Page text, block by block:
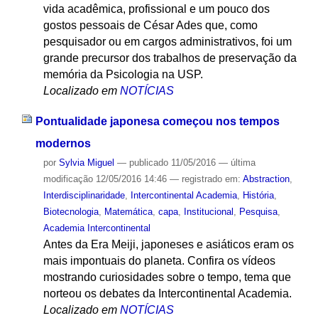
vida acadêmica, profissional e um pouco dos
gostos pessoais de César Ades que, como
pesquisador ou em cargos administrativos, foi um
grande precursor dos trabalhos de preservação da
memória da Psicologia na USP.
Localizado em NOTÍCIAS
Pontualidade japonesa começou nos tempos
modernos
por Sylvia Miguel — publicado11/05/2016 — última
modificação12/05/2016 14:46 — registrado em: Abstraction,
Interdisciplinaridade, Intercontinental Academia, História,
Biotecnologia, Matemática, capa, Institucional Pesquisa,
Academia Intercontinental
Antes da Era Meiji, japoneses e asiáticos eram os
mais impontuais do planeta. Confira os vídeos
mostrando curiosidades sobre o tempo, tema que
norteou os debates da Intercontinental Academia.
Localizado em NOTÍCIAS